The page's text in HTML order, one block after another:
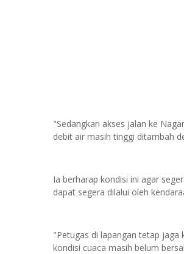
"Sedangkan akses jalan ke
debit air masih tinggi ditambah
Ia berharap kondisi ini agar
dapat segera dilalui oleh
"Petugas di lapangan tetap jaga
kondisi cuaca masih belum